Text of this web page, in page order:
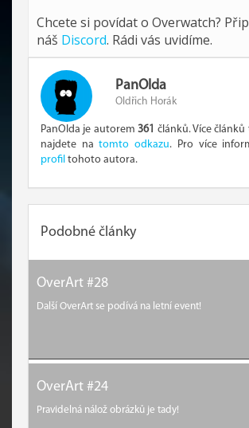
Chcete si povídat o Overwatch?
náš Discord. Rádi vás uvidíme.
PanOlda
Oldřich Horák
PanOlda je autorem361 článků. Více
najdete natomto odkazu. Pro více
profil tohoto autora.
Podobné články
OverArt #28
Další OverArt se podívá na letní event!
OverArt #24
Pravidelná nálož obrázků je tady!